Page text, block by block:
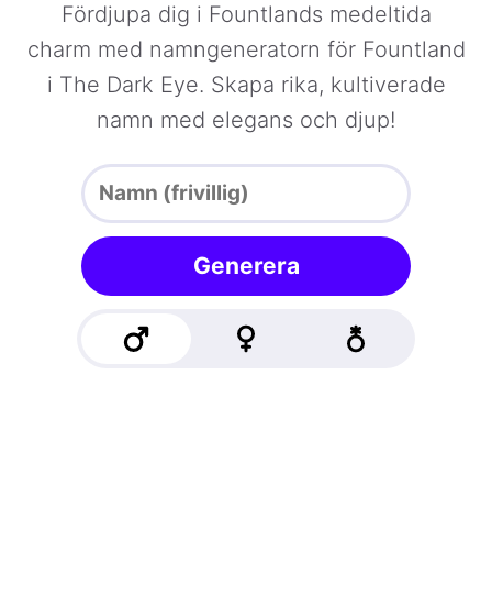
Fördjupa dig i Fountlands medeltida
charm med namngeneratorn för Fountland
i The Dark Eye. Skapa rika, kultiverade
namn med elegans och djup!
Generera